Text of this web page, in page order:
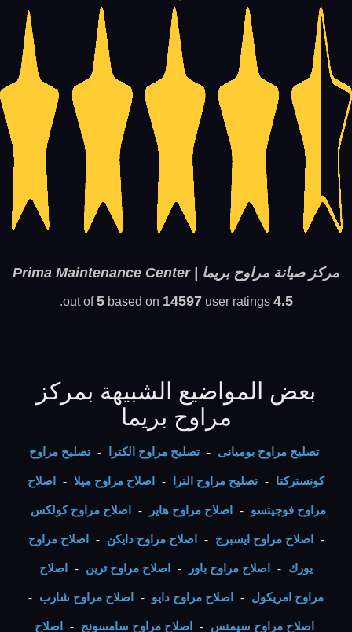
مركز صيانة مراوح بريما | Prima Maintenance Center
4.5
out of
5based on 14597user ratings.
بعض المواضيع الشبيهة بمركز
مراوح بريما
تصليح مراوح بومبانى - تصليح مراوح الكترا - تصليح مراوح
كونستركتا - تصليح مراوح الترا - اصلاح مراوح ميلا - اصلاح
مراوح فوجيتسو - اصلاح مراوح هاير - اصلاح مراوح كولكس
- اصلاح مراوح ايسبرج - اصلاح مراوح دايكن - اصلاح مراوح
يورك - اصلاح مراوح باور - اصلاح مراوح ترين - اصلاح
مراوح امريكول - اصلاح مراوح دايو - اصلاح مراوح شارب -
اصلاح مراوح سيمنس - اصلاح مراوح سامسونج - اصلاح